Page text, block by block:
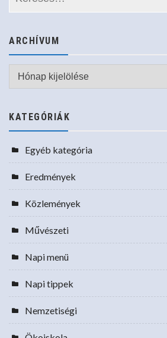
ARCHÍVUM
Archívum
KATEGÓRIÁK
Egyéb kategória
Eredmények
Közlemények
Művészeti
Napi menü
Napi tippek
Nemzetiségi